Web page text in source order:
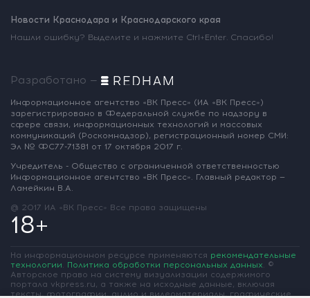
Новости Краснодара и Краснодарского края
Нашли ошибку? Выделите и нажмите Ctrl+Enter. Спасибо!
Разработано —
Информационное агентство «ВК Пресс» (ИА «ВК Пресс»)
зарегистрировано в Федеральной службе по надзору в
сфере связи, информационных технологий и массовых
коммуникаций (Роскомнадзор), регистрационный номер СМИ:
Эл № ФС77-71381 от 17 октября 2017 г.
Учредитель - Общество с ограниченной ответственностью
Информационное агентство «ВК Пресс». Главный редактор —
Ламейкин В.А.
@ 2017 ИА «ВК Пресс» Все права защищены
18+
На информационном ресурсе применяются рекомендательные
технологии. Политика обработки персональных данных. ©
Авторское право на систему визуализации содержимого
портала vkpress.ru, а также на исходные данные, включая
тексты, фотографии, аудио и видеоматериалы, графические